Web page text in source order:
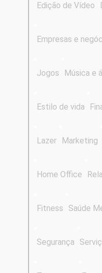
Edição de Vídeo
Empresas e
Jogos Música e
Estilo de vida
Lazer Marketing
Home Office
Fitness Saúde
Segurança